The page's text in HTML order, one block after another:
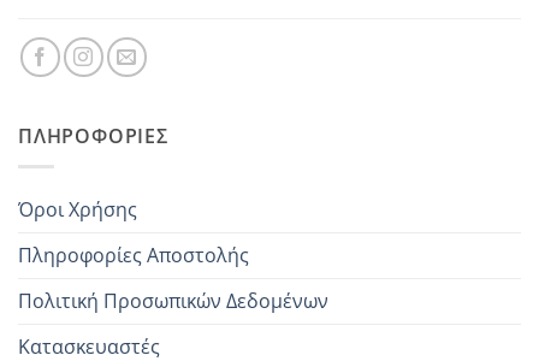
ΠΛΗΡΟΦΟΡΊΕΣ
Όροι Χρήσης
Πληροφορίες Αποστολής
Πολιτική Προσωπικών Δεδομένων
Κατασκευαστές